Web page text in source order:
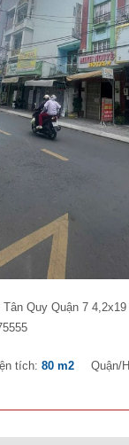
Quy Quận 7
tích:80 m2 Quận/